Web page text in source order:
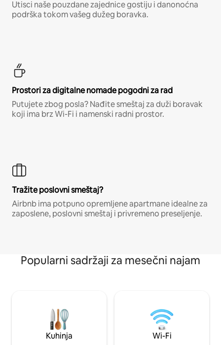
Utisci naše pouzdane zajednice gostiju i danonoćna
podrška tokom vašeg dužeg boravka.
Prostori za digitalne nomade pogodni za rad
Putujete zbog posla? Nađite smeštaj za duži boravak
koji ima brz Wi-Fi i namenski radni prostor.
Tražite poslovni smeštaj?
Airbnb ima potpuno opremljene apartmane idealne za
zaposlene, poslovni smeštaj i privremeno preseljenje.
Popularni sadržaji za mesečni najam
Kuhinja Wi-Fi